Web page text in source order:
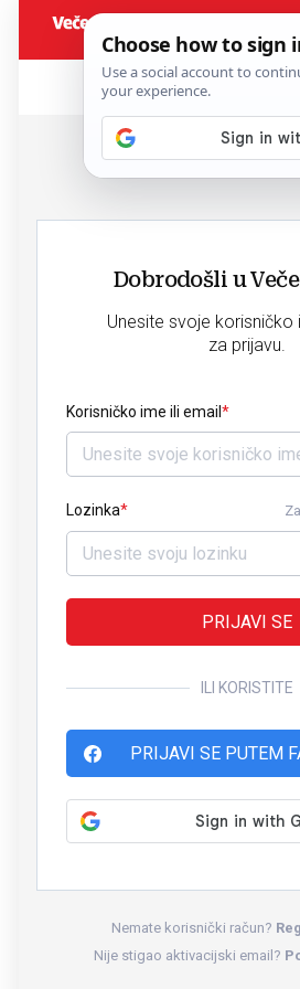
Dobrodošli u
Unesite svoje korisničko
za prijavu.
Korisničko ime ili email
Lozinka
PRIJAVI SE
ILI KORISTITE
PRIJAVI SE PUTEM
Nemate korisnički račun?
Nije stigao aktivacijski email?